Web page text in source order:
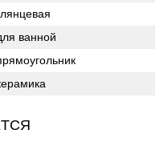
ванной